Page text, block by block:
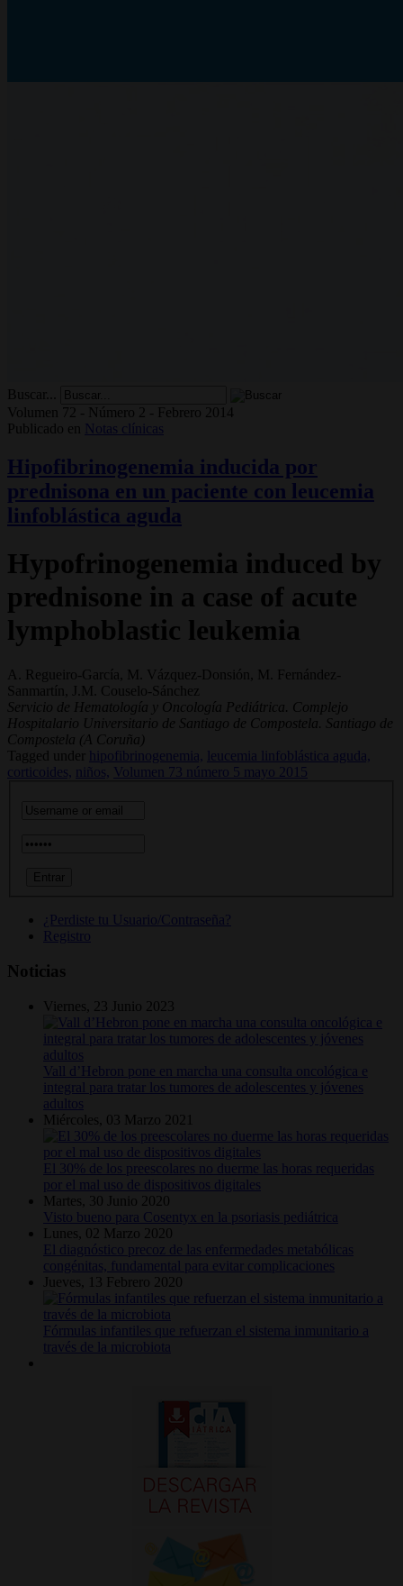
Buscar...
Volumen 72 - Número 2 - Febrero 2014
Publicado en
Notas clínicas
Hipofibrinogenemia inducida por
prednisona en un paciente con leucemia
linfoblástica aguda
Hypofrinogenemia induced by
prednisone in a case of acute
lymphoblastic leukemia
A. Regueiro-García, M. Vázquez-Donsión, M. Fernández-
Sanmartín, J.M. Couselo-Sánchez
Servicio de Hematología y Oncología Pediátrica. Complejo
Hospitalario Universitario de Santiago de Compostela. Santiago de
Compostela (A Coruña)
Tagged under
hipofibrinogenemia,
leucemia linfoblástica aguda,
corticoides,
niños, Volumen 73 número 5 mayo 2015
¿Perdiste tu Usuario/Contraseña?
Registro
Noticias
Viernes, 23 Junio 2023
Vall d’Hebron pone en marcha una consulta oncológica e
integral para tratar los tumores de adolescentes y jóvenes
adultos
Miércoles, 03 Marzo 2021
El 30% de los preescolares no duerme las horas requeridas
por el mal uso de dispositivos digitales
Martes, 30 Junio 2020
Visto bueno para Cosentyx en la psoriasis pediátrica
Lunes, 02 Marzo 2020
El diagnóstico precoz de las enfermedades metabólicas
congénitas, fundamental para evitar complicaciones
Jueves, 13 Febrero 2020
Fórmulas infantiles que refuerzan el sistema inmunitario a
través de la microbiota